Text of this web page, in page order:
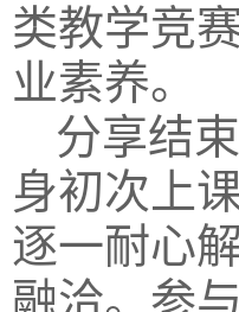
类教学竞
业素养。
分享结
身初次上
逐一耐心
融洽。参